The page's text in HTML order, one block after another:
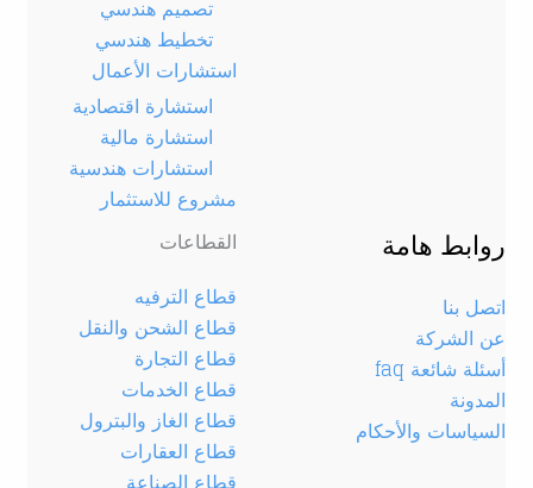
تصميم هندسي
تخطيط هندسي
استشارات الأعمال
استشارة اقتصادية
استشارة مالية
استشارات هندسية
مشروع للاستثمار
روابط هامة
اتصل بنا
عن الشركة
أسئلة شائعة faq
المدونة
السياسات والأحكام
القطاعات
قطاع الترفيه
قطاع الشحن والنقل
قطاع التجارة
قطاع الخدمات
قطاع الغاز والبترول
قطاع العقارات